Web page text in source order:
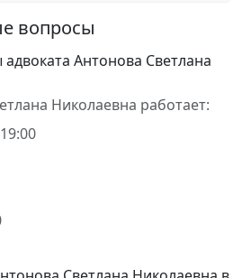
вопросы
Антонова Светлана
Николаевна работает: